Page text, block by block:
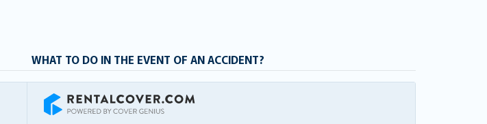
WHAT TO DO IN THE EVENT OF AN ACCIDENT?